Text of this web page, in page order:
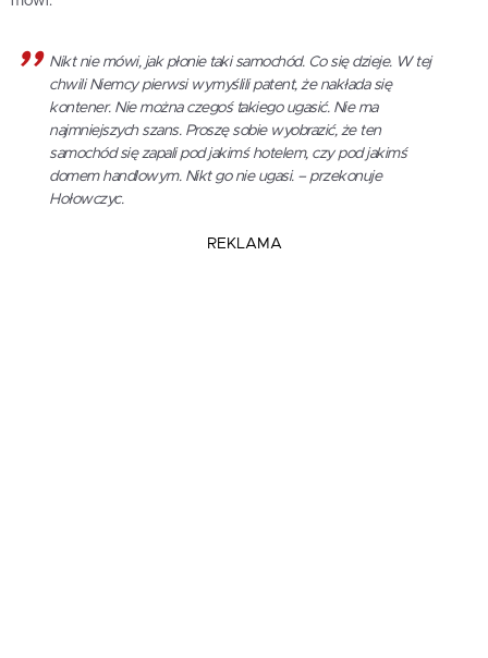
Nikt nie mówi, jak płonie taki samochód. Co się dzieje. W tej
chwili Niemcy pierwsi wymyślili patent, że nakłada się
kontener. Nie można czegoś takiego ugasić. Nie ma
najmniejszych szans. Proszę sobie wyobrazić, że ten
samochód się zapali pod jakimś hotelem, czy pod jakimś
domem handlowym. Nikt go nie ugasi. – przekonuje
Hołowczyc.
REKLAMA